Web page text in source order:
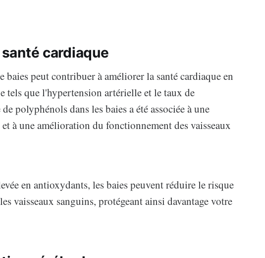
cardiaque
peut contribuer à améliorer la santé cardiaque en
tels que l'hypertension artérielle et le taux de
polyphénols dans les baies a été associée à une
à une amélioration du fonctionnement des vaisseaux
en antioxydants, les baies peuvent réduire le risque
vaisseaux sanguins, protégeant ainsi davantage votre